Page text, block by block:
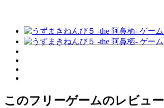
このフリーゲームのレビュー